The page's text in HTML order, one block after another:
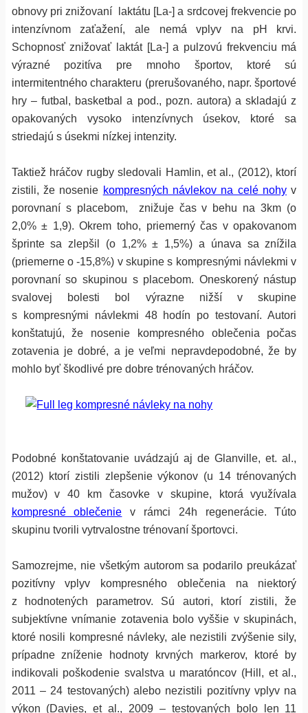
obnovy pri znižovaní laktátu [La-] a srdcovej frekvencie po
intenzívnom zaťažení, ale nemá vplyv na pH krvi.
Schopnosť znižovať laktát [La-] a pulzovú frekvenciu má
výrazné pozitíva pre mnoho športov, ktoré sú
intermitentného charakteru (prerušovaného, napr. športové
hry – futbal, basketbal a pod., pozn. autora) a skladajú z
opakovaných vysoko intenzívnych úsekov, ktoré sa
striedajú s úsekmi nízkej intenzity.
Taktiež hráčov rugby sledovali Hamlin, et al., (2012), ktorí
zistili, že nosenie kompresných návlekov na celé nohy v
porovnaní s placebom, znižuje čas v behu na 3km (o
2,0% ± 1,9). Okrem toho, priemerný čas v opakovanom
šprinte sa zlepšil (o 1,2% ± 1,5%) a únava sa znížila
(priemerne o -15,8%) v skupine s kompresnými návlekmi v
porovnaní so skupinou s placebom. Oneskorený nástup
svalovej bolesti bol výrazne nižší v skupine
s kompresnými návlekmi 48 hodín po testovaní. Autori
konštatujú, že nosenie kompresného oblečenia počas
zotavenia je dobré, a je veľmi nepravdepodobné, že by
mohlo byť škodlivé pre dobre trénovaných hráčov.
Podobné konštatovanie uvádzajú aj de Glanville, et. al.,
(2012) ktorí zistili zlepšenie výkonov (u 14 trénovaných
mužov) v 40 km časovke v skupine, ktorá využívala
kompresné oblečenie v rámci 24h regenerácie. Túto
skupinu tvorili vytrvalostne trénovaní športovci.
Samozrejme, nie všetkým autorom sa podarilo preukázať
pozitívny vplyv kompresného oblečenia na niektorý
z hodnotených parametrov. Sú autori, ktorí zistili, že
subjektívne vnímanie zotavenia bolo vyššie v skupinách,
ktoré nosili kompresné návleky, ale nezistili zvýšenie sily,
prípadne zníženie hodnoty krvných markerov, ktoré by
indikovali poškodenie svalstva u maratóncov (Hill, et al.,
2011 – 24 testovaných) alebo nezistili pozitívny vplyv na
výkon (Davies, et al., 2009 – testovaných bolo len 11